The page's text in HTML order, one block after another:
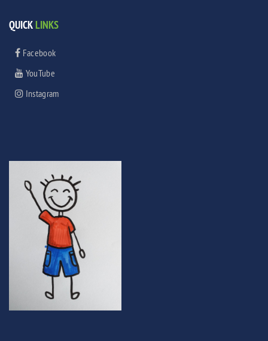
QUICKLINKS
Facebook
YouTube
Instagram